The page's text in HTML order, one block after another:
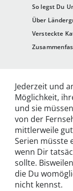
So legst Du
Über
Versteckte
Jederzeit und
Möglichkeit,
und sie
von der
mittlerweile
Serien müsste
wenn Dir
sollte.
die Du
nicht kennst.